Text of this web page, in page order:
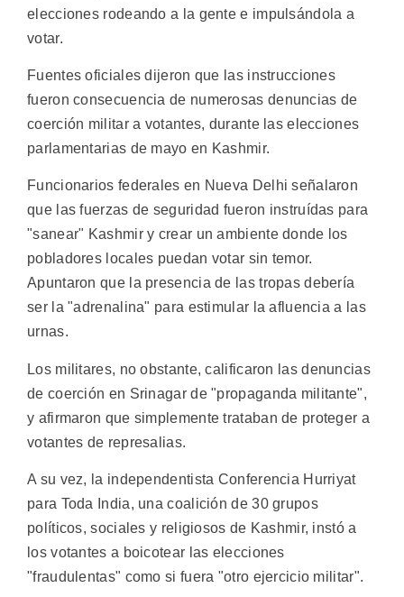
elecciones rodeando a la gente e impulsándola a
votar.
Fuentes oficiales dijeron que las instrucciones
fueron consecuencia de numerosas denuncias de
coerción militar a votantes, durante las elecciones
parlamentarias de mayo en Kashmir.
Funcionarios federales en Nueva Delhi señalaron
que las fuerzas de seguridad fueron instruídas para
"sanear" Kashmir y crear un ambiente donde los
pobladores locales puedan votar sin temor.
Apuntaron que la presencia de las tropas debería
ser la "adrenalina" para estimular la afluencia a las
urnas.
Los militares, no obstante, calificaron las denuncias
de coerción en Srinagar de "propaganda militante",
y afirmaron que simplemente trataban de proteger a
votantes de represalias.
A su vez, la independentista Conferencia Hurriyat
para Toda India, una coalición de 30 grupos
políticos, sociales y religiosos de Kashmir, instó a
los votantes a boicotear las elecciones
"fraudulentas" como si fuera "otro ejercicio militar".